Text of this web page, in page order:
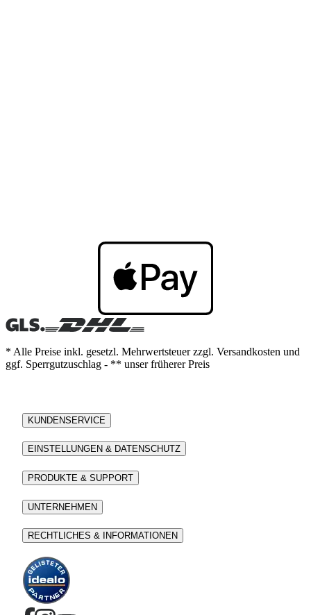
* Alle Preise inkl. gesetzl. Mehrwertsteuer zzgl. Versandkosten und
ggf. Sperrgutzuschlag - ** unser früherer Preis
KUNDENSERVICE
EINSTELLUNGEN & DATENSCHUTZ
PRODUKTE & SUPPORT
UNTERNEHMEN
RECHTLICHES & INFORMATIONEN